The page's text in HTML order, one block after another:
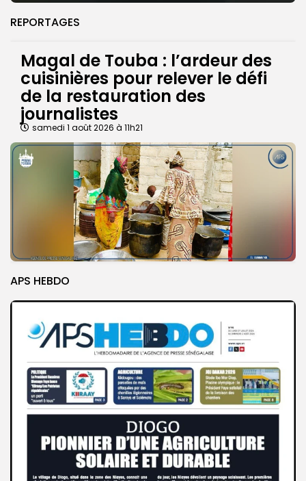
REPORTAGES
Magal de Touba : l’ardeur des
cuisinières pour relever le défi
de la restauration des
journalistes
samedi 1 août 2026 à 11h21
APS HEBDO